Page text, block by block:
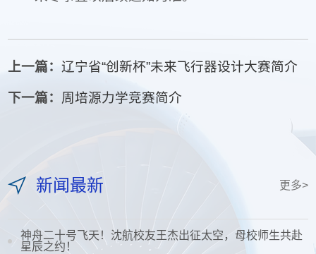
上一篇：辽宁省“创新杯”未来飞行器设计大赛简介
下一篇： 周培源力学竞赛简介
新闻最新 更多>
神舟二十号飞天！沈航校友王杰出征太空，母校师生共赴
星辰之约！